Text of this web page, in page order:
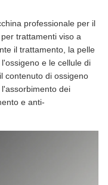
professionale per il
trattamenti viso a
il trattamento, la pelle
e le cellule di
contenuto di ossigeno
dei
e anti-